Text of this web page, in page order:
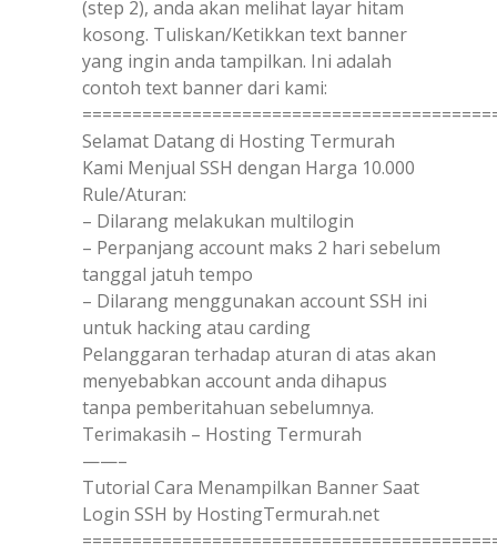
(step 2), anda akan melihat layar hitam
kosong. Tuliskan/Ketikkan text banner
yang ingin anda tampilkan. Ini adalah
contoh text banner dari kami:
Selamat Datang di Hosting Termurah
Kami Menjual SSH dengan Harga 10.000
Rule/Aturan:
– Dilarang melakukan multilogin
– Perpanjang account maks 2 hari sebelum
tanggal jatuh tempo
– Dilarang menggunakan account SSH ini
untuk hacking atau carding
Pelanggaran terhadap aturan di atas akan
menyebabkan account anda dihapus
tanpa pemberitahuan sebelumnya.
Terimakasih – Hosting Termurah
——–
Tutorial Cara Menampilkan Banner Saat
Login SSH by HostingTermurah.net